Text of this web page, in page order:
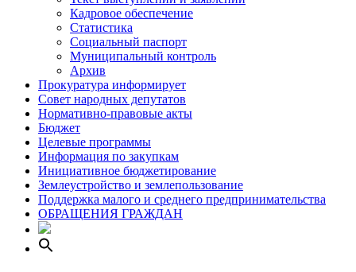
Кадровое обеспечение
Статистика
Социальный паспорт
Муниципальный контроль
Архив
Прокуратура информирует
Совет народных депутатов
Нормативно-правовые акты
Бюджет
Целевые программы
Информация по закупкам
Инициативное бюджетирование
Землеустройство и землепользование
Поддержка малого и среднего предпринимательства
ОБРАЩЕНИЯ ГРАЖДАН